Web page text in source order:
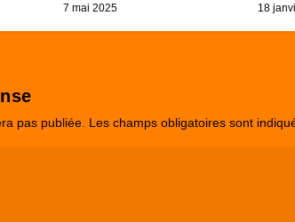
7 mai 2025 18
pas publiée. Les champs obligatoires sont